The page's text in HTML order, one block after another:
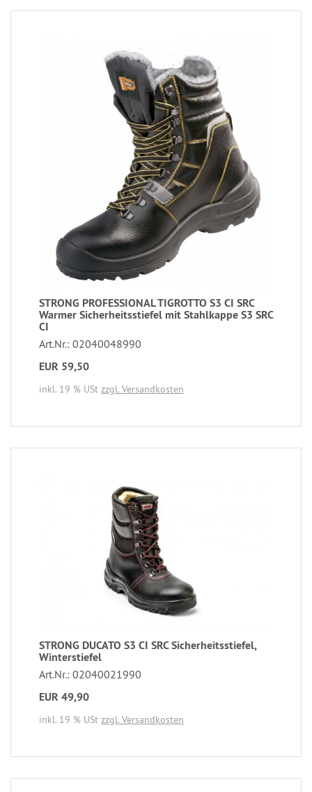
STRONG PROFESSIONAL TIGROTTO S3 CI SRC
Warmer Sicherheitsstiefel mit Stahlkappe S3 SRC
CI
Art.Nr.: 02040048990
EUR 59,50
inkl. 19 % USt zzgl. Versandkosten
STRONG DUCATO S3 CI SRC Sicherheitsstiefel,
Winterstiefel
Art.Nr.: 02040021990
EUR 49,90
inkl. 19 % USt zzgl. Versandkosten